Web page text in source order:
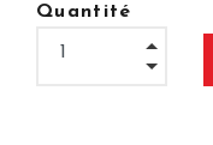
Quantité